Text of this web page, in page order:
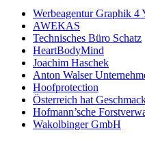
Werbeagentur Graphik 4
AWEKAS
Technisches Büro Schatz
HeartBodyMind
Joachim Haschek
Anton Walser
Hoofprotection
Österreich hat
Hofmann’sche
Wakolbinger GmbH